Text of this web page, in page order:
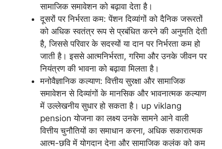
सामाजिक समावेशन को बढ़ावा देता है।
दूसरों पर निर्भरता कम: पेंशन दिव्यांगों को दैनिक जरूरतों
को अधिक स्वतंत्र रूप से प्रबंधित करने की अनुमति देती
है, जिससे परिवार के सदस्यों या दान पर निर्भरता कम हो
जाती है। इससे आत्मनिर्भरता, गरिमा और उनके जीवन पर
नियंत्रण की भावना को बढ़ावा मिलता है।
मनोवैज्ञानिक कल्याण: वित्तीय सुरक्षा और सामाजिक
समावेशन से दिव्यांगों के मानसिक और भावनात्मक कल्याण
में उल्लेखनीय सुधार हो सकता है। up viklang
pension योजना का लक्ष्य उनके सामने आने वाली
वित्तीय चुनौतियों का समाधान करना, अधिक सकारात्मक
आत्म-छवि में योगदान देना और सामाजिक कलंक को कम